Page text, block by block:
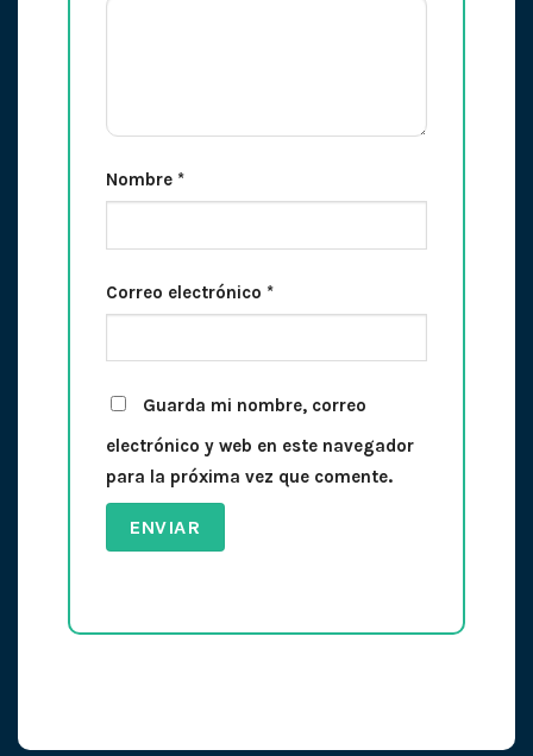
Nombre *
Correo electrónico *
Guarda mi nombre, correo
electrónico y web en este navegador
para la próxima vez que comente.